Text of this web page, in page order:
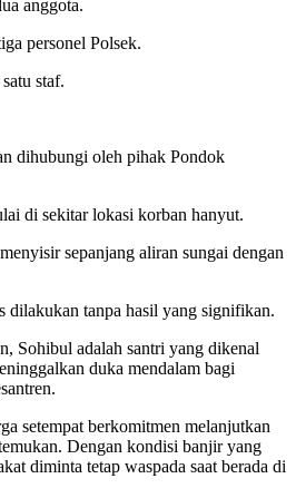
anggota.
personel Polsek.
staf.
dihubungi oleh pihak Pondok
di sekitar lokasi korban hanyut.
sepanjang aliran sungai dengan
dilakukan tanpa hasil yang signifikan.
Sohibul adalah santri yang dikenal
duka mendalam bagi
setempat berkomitmen melanjutkan
Dengan kondisi banjir yang
diminta tetap waspada saat berada di